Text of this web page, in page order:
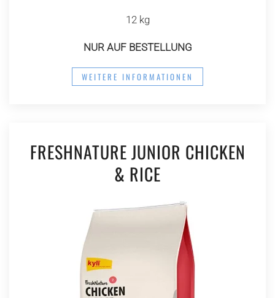
12 kg
NUR AUF BESTELLUNG
WEITERE INFORMATIONEN
FRESHNATURE JUNIOR CHICKEN
& RICE